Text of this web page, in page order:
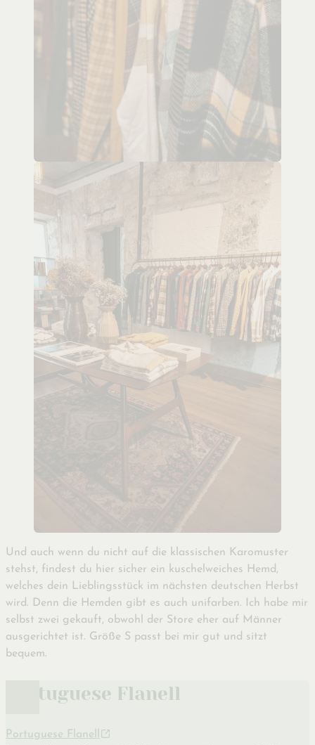
Und auch wenn du nicht auf die klassischen Karomuster
stehst, findest du hier sicher ein kuschelweiches Hemd,
welches dein Lieblingsstück im nächsten deutschen Herbst
wird. Denn die Hemden gibt es auch unifarben. Ich habe mir
selbst zwei gekauft, obwohl der Store eher auf Männer
ausgerichtet ist. Größe S passt bei mir gut und sitzt
bequem.
Portuguese Flanell
Portuguese Flanell